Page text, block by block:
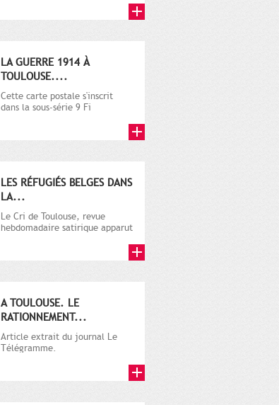
LA GUERRE 1914 À
TOULOUSE....
Cette carte postale s'inscrit
dans la sous-série 9 Fi
LES RÉFUGIÉS BELGES DANS
LA...
Le Cri de Toulouse, revue
hebdomadaire satirique apparut
A TOULOUSE. LE
RATIONNEMENT...
Article extrait du journal Le
Télégramme.